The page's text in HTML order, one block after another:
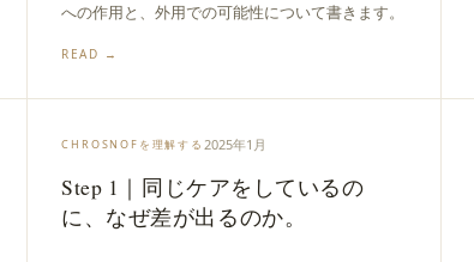
への作用と、外用での可能性について書きます。
READ →
CHROSNOFを理解する 2025年1月
Step 1｜同じケアをしているの
に、なぜ差が出るのか。